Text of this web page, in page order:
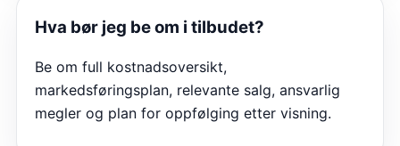
Hva bør jeg be om i tilbudet?
Be om full kostnadsoversikt,
markedsføringsplan, relevante salg, ansvarlig
megler og plan for oppfølging etter visning.